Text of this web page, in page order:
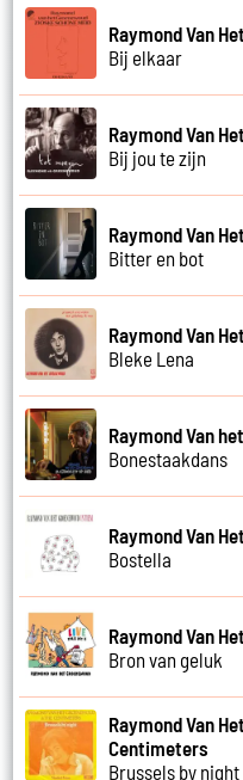
Raymond Van
Bij elkaar
Raymond Van
Bij jou te zijn
Raymond Van
Bitter en bot
Raymond Van
Bleke Lena
Raymond Van
Bonestaakdans
Raymond Van
Bostella
Raymond Van
Bron van geluk
Raymond Van
Centimeters
Brussels by night